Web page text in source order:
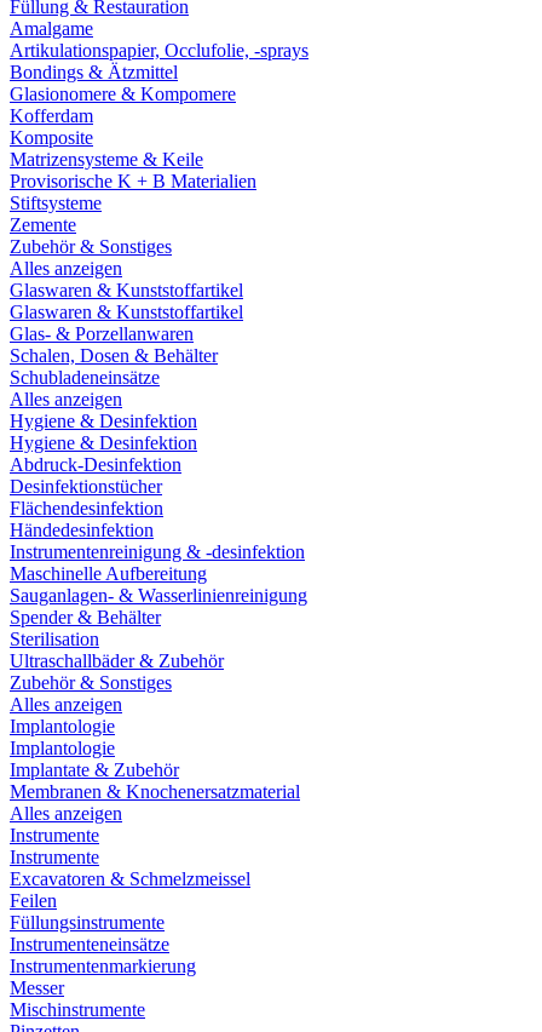
Füllung & Restauration
Amalgame
Artikulationspapier, Occlufolie, -sprays
Bondings & Ätzmittel
Glasionomere & Kompomere
Kofferdam
Komposite
Matrizensysteme & Keile
Provisorische K + B Materialien
Stiftsysteme
Zemente
Zubehör & Sonstiges
Alles anzeigen
Glaswaren & Kunststoffartikel
Glaswaren & Kunststoffartikel
Glas- & Porzellanwaren
Schalen, Dosen & Behälter
Schubladeneinsätze
Alles anzeigen
Hygiene & Desinfektion
Hygiene & Desinfektion
Abdruck-Desinfektion
Desinfektionstücher
Flächendesinfektion
Händedesinfektion
Instrumentenreinigung & -desinfektion
Maschinelle Aufbereitung
Sauganlagen- & Wasserlinienreinigung
Spender & Behälter
Sterilisation
Ultraschallbäder & Zubehör
Zubehör & Sonstiges
Alles anzeigen
Implantologie
Implantologie
Implantate & Zubehör
Membranen & Knochenersatzmaterial
Alles anzeigen
Instrumente
Instrumente
Excavatoren & Schmelzmeissel
Feilen
Füllungsinstrumente
Instrumenteneinsätze
Instrumentenmarkierung
Messer
Mischinstrumente